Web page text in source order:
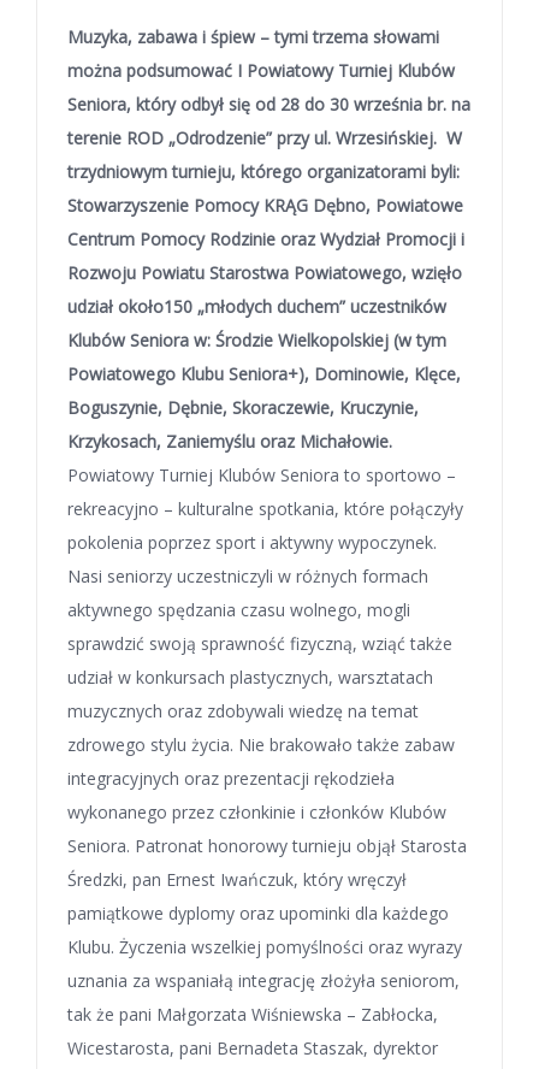
Muzyka, zabawa i śpiew – tymi trzema słowami
można podsumować I Powiatowy Turniej Klubów
Seniora, który odbył się od 28 do 30 września br. na
terenie ROD „Odrodzenie” przy ul. Wrzesińskiej. W
trzydniowym turnieju, którego organizatorami byli:
Stowarzyszenie Pomocy KRĄG Dębno, Powiatowe
Centrum Pomocy Rodzinie oraz Wydział Promocji i
Rozwoju Powiatu Starostwa Powiatowego, wzięło
udział około150 „młodych duchem” uczestników
Klubów Seniora w: Środzie Wielkopolskiej (w tym
Powiatowego Klubu Seniora+), Dominowie, Klęce,
Boguszynie, Dębnie, Skoraczewie, Kruczynie,
Krzykosach, Zaniemyślu oraz Michałowie.
Powiatowy Turniej Klubów Seniora to sportowo –
rekreacyjno – kulturalne spotkania, które połączyły
pokolenia poprzez sport i aktywny wypoczynek.
Nasi seniorzy uczestniczyli w różnych formach
aktywnego spędzania czasu wolnego, mogli
sprawdzić swoją sprawność fizyczną, wziąć także
udział w konkursach plastycznych, warsztatach
muzycznych oraz zdobywali wiedzę na temat
zdrowego stylu życia. Nie brakowało także zabaw
integracyjnych oraz prezentacji rękodzieła
wykonanego przez członkinie i członków Klubów
Seniora. Patronat honorowy turnieju objął Starosta
Średzki, pan Ernest Iwańczuk, który wręczył
pamiątkowe dyplomy oraz upominki dla każdego
Klubu. Życzenia wszelkiej pomyślności oraz wyrazy
uznania za wspaniałą integrację złożyła seniorom,
tak że pani Małgorzata Wiśniewska – Zabłocka,
Wicestarosta, pani Bernadeta Staszak, dyrektor